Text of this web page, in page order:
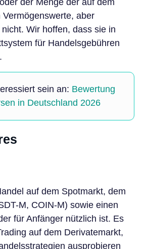
aber
Wir hoffen, dass sie in
für Handelsgebühren
sein an: Bewertung
in Deutschland 2026
auf dem Spotmarkt, dem
M, COIN-M) sowie einen
für Anfänger nützlich ist. Es
auf dem Derivatemarkt,
ausprobieren